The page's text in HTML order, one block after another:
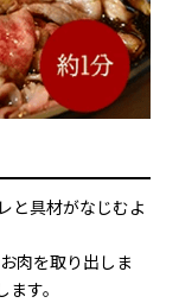
と具材がなじむよ
肉を取り出しま
す。